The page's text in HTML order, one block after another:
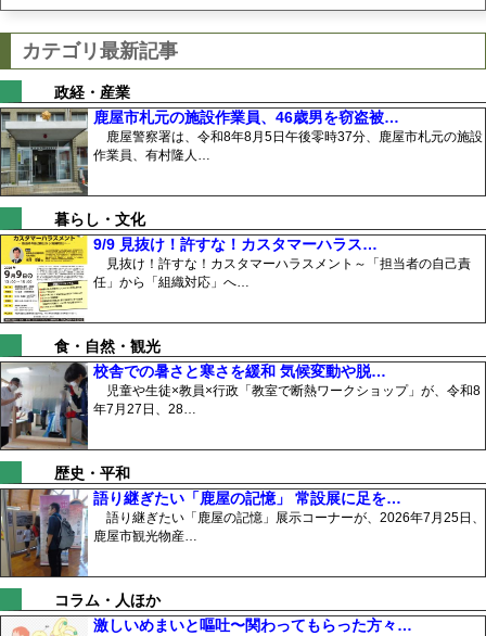
カテゴリ最新記事
政経・産業
鹿屋市札元の施設作業員、46歳男を窃盗被…
鹿屋警察署は、令和8年8月5日午後零時37分、鹿屋市札元の施設
作業員、有村隆人…
暮らし・文化
9/9 見抜け！許すな！カスタマーハラス…
見抜け！許すな！カスタマーハラスメント～「担当者の自己責
任」から「組織対応」へ…
食・自然・観光
校舎での暑さと寒さを緩和 気候変動や脱…
児童や生徒×教員×行政「教室で断熱ワークショップ」が、令和8
年7月27日、28…
歴史・平和
語り継ぎたい「鹿屋の記憶」 常設展に足を…
語り継ぎたい「鹿屋の記憶」展示コーナーが、2026年7月25日、
鹿屋市観光物産…
コラム・人ほか
激しいめまいと嘔吐〜関わってもらった方々…